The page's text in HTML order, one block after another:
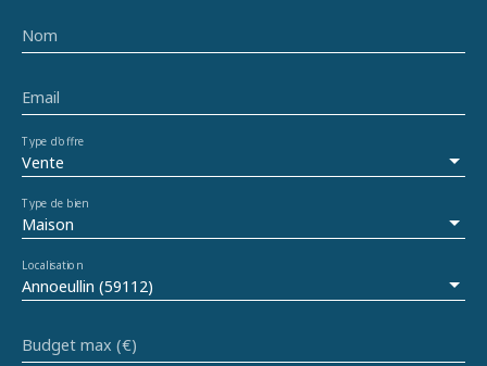
Nom
Email
Vente
Type d'offre
Maison
Type de bien
Annoeullin (59112)
Localisation
Budget max (€)